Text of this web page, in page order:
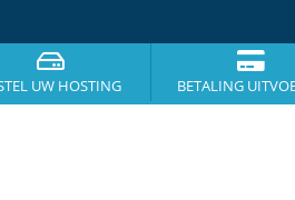
UW HOSTING BETALING